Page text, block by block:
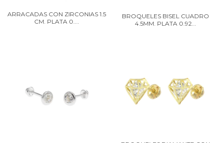
ARRACADAS CON ZIRCONIAS 1.5
CM. PLATA 0....
BROQUELES BISEL CUADRO
4.5MM. PLATA 0.92...